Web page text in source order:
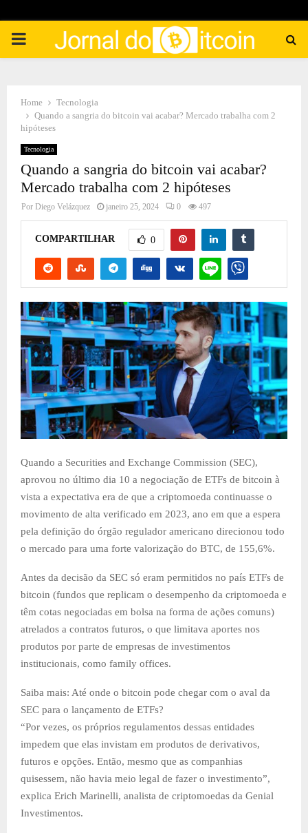
PRIMARY
Home
Tecnologia
Quando a sangria do bitcoin vai acabar? Mercado trabalha com 2
hipóteses
Tecnologia
Quando a sangria do bitcoin vai acabar?
Mercado trabalha com 2 hipóteses
Por Diego Velázquez janeiro 25, 2024 0 497
COMPARTILHAR 0
Quando a Securities and Exchange Commission (SEC),
aprovou no último dia 10 a negociação de ETFs de bitcoin à
vista a expectativa era de que a criptomoeda continuasse o
movimento de alta verificado em 2023, ano em que a espera
pela definição do órgão regulador americano direcionou todo
o mercado para uma forte valorização do BTC, de 155,6%.
Antes da decisão da SEC só eram permitidos no país ETFs de
bitcoin (fundos que replicam o desempenho da criptomoeda e
têm cotas negociadas em bolsa na forma de ações comuns)
atrelados a contratos futuros, o que limitava aportes nos
produtos por parte de empresas de investimentos
institucionais, como family offices.
Saiba mais: Até onde o bitcoin pode chegar com o aval da
SEC para o lançamento de ETFs?
“Por vezes, os próprios regulamentos dessas entidades
impedem que elas invistam em produtos de derivativos,
futuros e opções. Então, mesmo que as companhias
quisessem, não havia meio legal de fazer o investimento”,
explica Erich Marinelli, analista de criptomoedas da Genial
Investimentos.